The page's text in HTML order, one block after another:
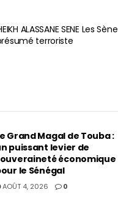
ALASSANE SENE Les Sène
terroriste
Grand Magal de Touba :
puissant levier de
économique
le Sénégal
AOÛT 4, 2026 0